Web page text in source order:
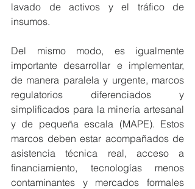
lavado de activos y el tráfico de
insumos.
Del mismo modo, es igualmente
importante desarrollar e implementar,
de manera paralela y urgente, marcos
regulatorios diferenciados y
simplificados para la minería artesanal
y de pequeña escala (MAPE). Estos
marcos deben estar acompañados de
asistencia técnica real, acceso a
financiamiento, tecnologías menos
contaminantes y mercados formales